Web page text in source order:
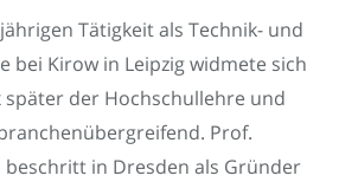
Tätigkeit als Technik- und
bei Kirow in Leipzig widmete sich
später der Hochschullehre und
Prof.
beschritt in Dresden als Gründer